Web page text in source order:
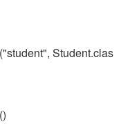
Student.clas